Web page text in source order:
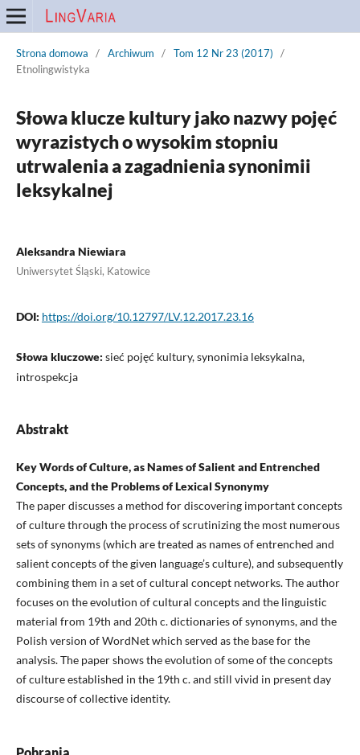
Strona domowa / Archiwum / Tom 12 Nr 23 (2017)
/
Etnolingwistyka
Słowa klucze kultury jako nazwy pojęć
wyrazistych o wysokim stopniu
utrwalenia a zagadnienia synonimii
leksykalnej
Aleksandra Niewiara
Uniwersytet Śląski, Katowice
DOI: https://doi.org/10.12797/LV.12.2017.23.16
Słowa kluczowe: sieć pojęć kultury, synonimia leksykalna,
introspekcja
Abstrakt
Key Words of Culture, as Names of Salient and Entrenched
Concepts, and the Problems of Lexical Synonymy
The paper discusses a method for discovering important concepts
of culture through the process of scrutinizing the most numerous
sets of synonyms (which are treated as names of entrenched and
salient concepts of the given language’s culture), and subsequently
combining them in a set of cultural concept networks. The author
focuses on the evolution of cultural concepts and the linguistic
material from 19th and 20th c. dictionaries of synonyms, and the
Polish version of WordNet which served as the base for the
analysis. The paper shows the evolution of some of the concepts
of culture established in the 19th c. and still vivid in present day
discourse of collective identity.